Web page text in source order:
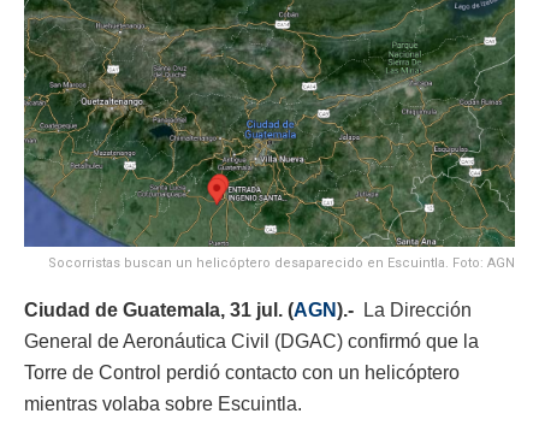
Socorristas buscan un helicóptero desaparecido en Escuintla. Foto: AGN
Ciudad de Guatemala, 31 jul. (AGN).- La Dirección
General de Aeronáutica Civil (DGAC) confirmó que la
Torre de Control perdió contacto con un helicóptero
mientras volaba sobre Escuintla.